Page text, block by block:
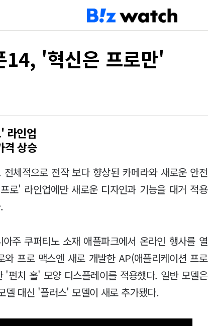
14, '혁신은 프로만'
라인업
격 상승
체적으로 전작 보다 향상된 카메라와 새로운 안전
로' 라인업에만 새로운 디자인과 기능을 대거 적용
주 쿠퍼티노 소재 애플파크에서 온라인 행사를 열
프로 맥스엔 새로 개발한 AP(애플리케이션 프로
'펀치 홀' 모양 디스플레이를 적용했다. 일반 모델은
대신 '플러스' 모델이 새로 추가됐다.